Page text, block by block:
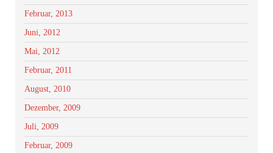
Februar, 2013
Juni, 2012
Mai, 2012
Februar, 2011
August, 2010
Dezember, 2009
Juli, 2009
Februar, 2009